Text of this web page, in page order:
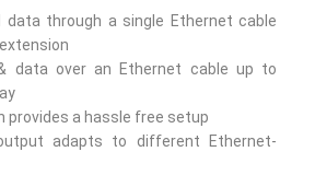
data through a single Ethernet cable
data over an Ethernet cable up to
provides a hassle free setup
adapts to different Ethernet-